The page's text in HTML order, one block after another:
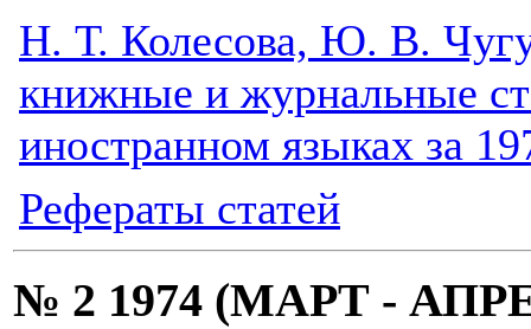
Н. Т. Колесова, Ю. В.
книжные и журнальные
иностранном языках за
Рефераты статей
№ 2 1974 (МАРТ -